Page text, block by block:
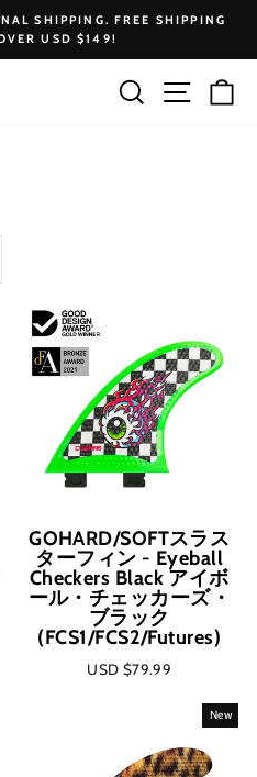
Pause
SHIPPING. FREE SHIPPING
USD $149!
Search Site
GOHARD/SOFTスラス
ターフィン - Eyeball
Checkers Black アイボ
ール・チェッカーズ・
ブラック
(FCS1/FCS2/Futures)
USD $79.99
New